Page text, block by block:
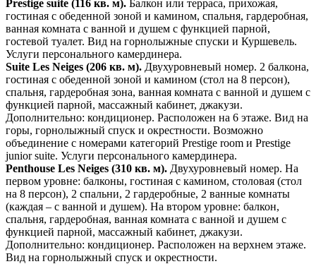
Prestige suite (116 кв. м). Балкон или терраса, прихожая,
гостиная с обеденной зоной и камином, спальня, гардеробная,
ванная комната с ванной и душем с функцией парной,
гостевой туалет. Вид на горнолыжные спуски и Куршевель.
Услуги персонального камердинера.
Suite Les Neiges (206 кв. м). Двухуровневый номер. 2 балкона,
гостиная с обеденной зоной и камином (стол на 8 персон),
спальня, гардеробная зона, ванная комната с ванной и душем с
функцией парной, массажный кабинет, джакузи.
Дополнительно: кондиционер. Расположен на 6 этаже. Вид на
горы, горнолыжный спуск и окрестности. Возможно
объединение с номерами категорий Prestige room и Prestige
junior suite. Услуги персонального камердинера.
Penthouse Les Neiges (310 кв. м). Двухуровневый номер. На
первом уровне: балконы, гостиная с камином, столовая (стол
на 8 персон), 2 спальни, 2 гардеробные, 2 ванные комнаты
(каждая – с ванной и душем). На втором уровне: балкон,
спальня, гардеробная, ванная комната с ванной и душем с
функцией парной, массажный кабинет, джакузи.
Дополнительно: кондиционер. Расположен на верхнем этаже.
Вид на горнолыжный спуск и окрестности.